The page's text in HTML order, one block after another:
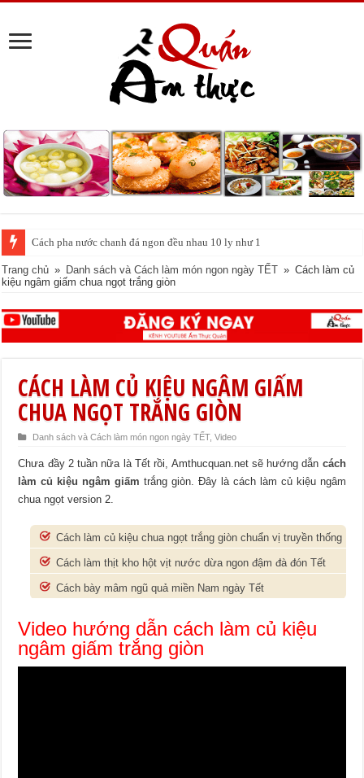
Cách pha nước chanh đá ngon đều nhau 10 ly như 1
Trang chủ » Danh sách và Cách làm món ngon ngày TẾT » Cách làm củ
kiệu ngâm giấm chua ngọt trắng giòn
CÁCH LÀM CỦ KIỆU NGÂM GIẤM
CHUA NGỌT TRẮNG GIÒN
Danh sách và Cách làm món ngon ngày TẾT,Video
Chưa đầy 2 tuần nữa là Tết rồi, Amthucquan.net sẽ hướng dẫn cách
làm củ kiệu ngâm giấm trắng giòn. Đây là cách làm củ kiệu ngâm
chua ngọt version 2.
Cách làm củ kiệu chua ngọt trắng giòn chuẩn vị truyền thống
Cách làm thịt kho hột vịt nước dừa ngon đậm đà đón Tết
Cách bày mâm ngũ quả miền Nam ngày Tết
Video hướng dẫn cách làm củ kiệu
ngâm giấm trắng giòn